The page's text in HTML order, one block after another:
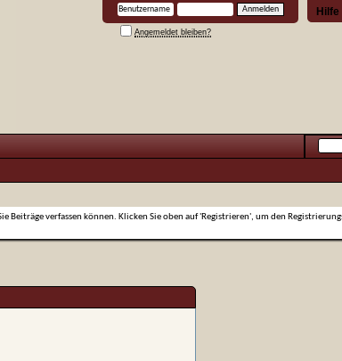
Hilfe
Angemeldet bleiben?
Beiträge verfassen können. Klicken Sie oben auf 'Registrieren', um den